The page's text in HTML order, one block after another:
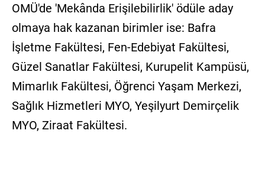
OMÜ'de 'Mekânda Erişilebilirlik' ödüle aday
olmaya hak kazanan birimler ise: Bafra
İşletme Fakültesi, Fen-Edebiyat Fakültesi,
Güzel Sanatlar Fakültesi, Kurupelit Kampüsü,
Mimarlık Fakültesi, Öğrenci Yaşam Merkezi,
Sağlık Hizmetleri MYO, Yeşilyurt Demirçelik
MYO, Ziraat Fakültesi.